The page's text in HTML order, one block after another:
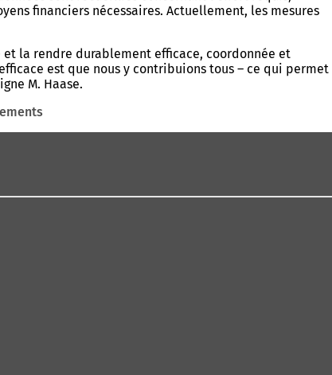
financiers nécessaires. Actuellement, les mesures
la rendre durablement efficace, coordonnée et
est que nous y contribuions tous – ce qui permet
M. Haase.